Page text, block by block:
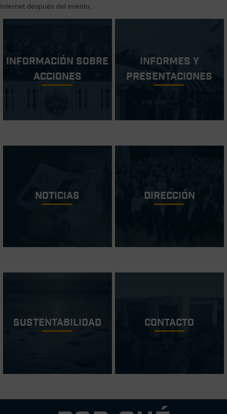
Internet después del evento.
Información sobre
acciones
Informes y
Presentaciones
Noticias Dirección
Sustentabilidad Contacto